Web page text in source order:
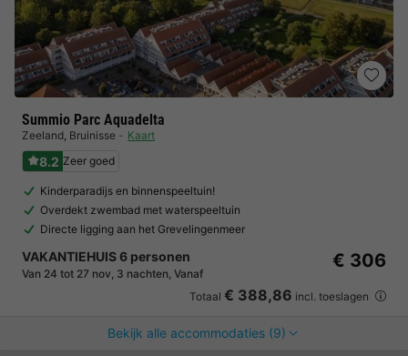
Summio Parc Aquadelta
Zeeland, Bruinisse Kaart
8.2 Zeer goed
Kinderparadijs en binnenspeeltuin!
Overdekt zwembad met waterspeeltuin
Directe ligging aan het Grevelingenmeer
VAKANTIEHUIS 6 personen
Van 24 tot 27 nov, 3 nachten, Vanaf
€ 306
Totaal € 388,86 incl. toeslagen
Bekijk alle accommodaties (9)